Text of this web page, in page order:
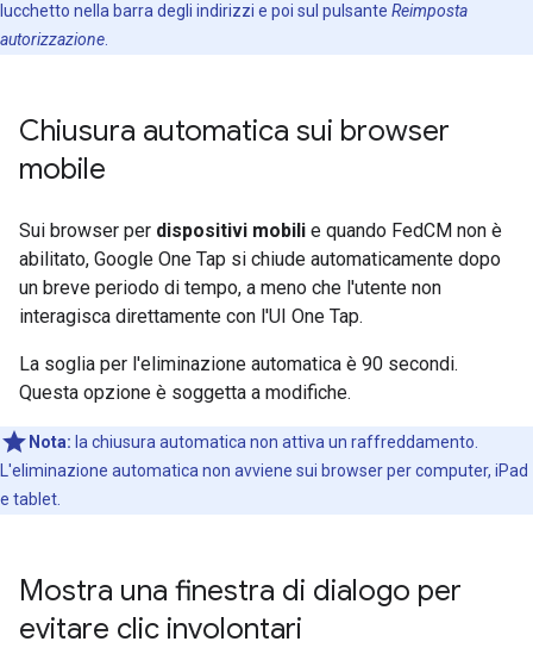
lucchetto nella barra degli indirizzi e poi sul pulsante Reimposta
autorizzazione
Chiusura automatica sui browser
mobile
Sui browser per dispositivi mobili e quando FedCM non è
abilitato, Google One Tap si chiude automaticamente dopo
un breve periodo di tempo, a meno che l'utente non
interagisca direttamente con l'UI One Tap.
La soglia per l'eliminazione automatica è 90 secondi.
Questa opzione è soggetta a modifiche.
Nota: la chiusura automatica non attiva un raffreddamento.
L'eliminazione automatica non avviene sui browser per computer, iPad
e tablet.
Mostra una finestra di dialogo per
evitare clic involontari